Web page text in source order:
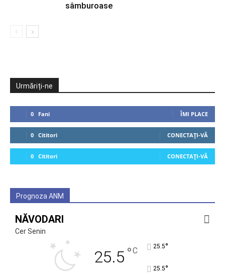
sâmburoase
Urmăriți-ne
0 Fani ÎMI PLACE
0 Cititori CONECTAȚI-VĂ
0 Cititori CONECTAȚI-VĂ
Prognoza ANM
NĂVODARI
Cer Senin
25.5 °C 25.5°
25.5°